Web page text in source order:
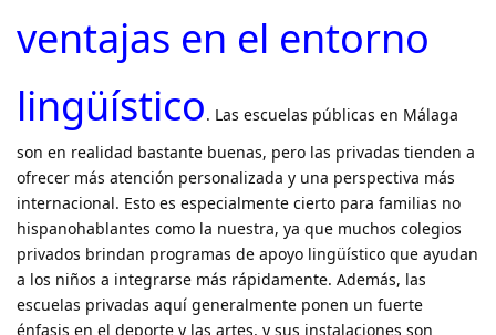
ventajas en el entorno
lingüístico. Las escuelas públicas en Málaga
son en realidad bastante buenas, pero las privadas tienden a
ofrecer más atención personalizada y una perspectiva más
internacional. Esto es especialmente cierto para familias no
hispanohablantes como la nuestra, ya que muchos colegios
privados brindan programas de apoyo lingüístico que ayudan
a los niños a integrarse más rápidamente. Además, las
escuelas privadas aquí generalmente ponen un fuerte
énfasis en el deporte y las artes, y sus instalaciones son